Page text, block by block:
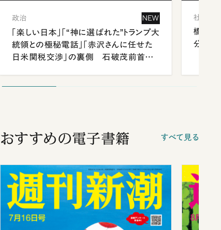
政治 NEW
「楽しい日本」「“神に選ばれた”トランプ大
統領との極秘電話」「赤沢さんに任せた
日米関税交渉」の裏側 石破茂前首相
社会
橋本愛
分 佐
おすすめの電子書籍 すべて見る